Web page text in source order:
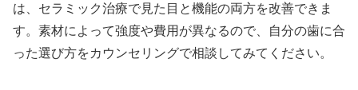
は、セラミック治療で見た目と機能の両方を改善できま
す。素材によって強度や費用が異なるので、自分の歯に合
った選び方をカウンセリングで相談してみてください。